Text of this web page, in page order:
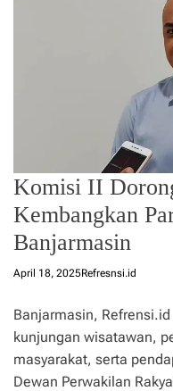
Komisi II
Kembangkan
Banjarmasin
April 18, 2025Refresnsi.id
Banjarmasin,
kunjungan wisatawan,
masyarakat, serta
Dewan Perwakilan